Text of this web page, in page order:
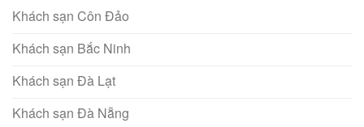
Khách sạn Côn Đảo
Khách sạn Bắc Ninh
Khách sạn Đà Lạt
Khách sạn Đà Nẵng